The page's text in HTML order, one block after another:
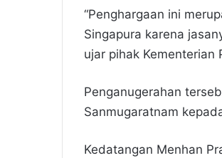
“Penghargaan ini
Singapura karena
ujar pihak Kementerian
Penganugerahan
Sanmugaratnam
Kedatangan Menhan